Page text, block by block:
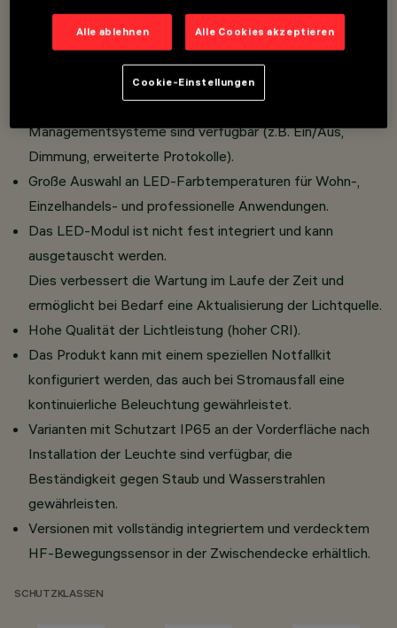
Die Leuchte kann in der Standardversion mit Rahmen
bündigen Deckenversion installiert werden.
Große Auswahl an Steuerungen: verschiedene
Managementsysteme sind verfügbar (z.B. Ein/Aus,
Dimmung, erweiterte Protokolle).
Große Auswahl an LED-Farbtemperaturen für Wohn-,
Einzelhandels- und professionelle Anwendungen.
Das LED-Modul ist nicht fest integriert und kann
ausgetauscht werden.
Dies verbessert die Wartung im Laufe der Zeit und
ermöglicht bei Bedarf eine Aktualisierung der Lichtquelle.
Hohe Qualität der Lichtleistung (hoher CRI).
Das Produkt kann mit einem speziellen Notfallkit
konfiguriert werden, das auch bei Stromausfall eine
kontinuierliche Beleuchtung gewährleistet.
Varianten mit Schutzart IP65 an der Vorderfläche nach
Installation der Leuchte sind verfügbar, die
Beständigkeit gegen Staub und Wasserstrahlen
gewährleisten.
Versionen mit vollständig integriertem und verdecktem
HF-Bewegungssensor in der Zwischendecke erhältlich.
SCHUTZKLASSEN
Alle ablehnen Alle Cookies akzeptieren
Cookie-Einstellungen